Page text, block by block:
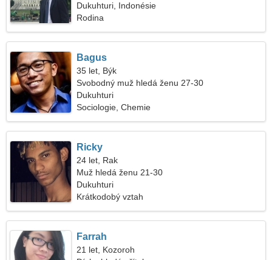
Dukuhturi, Indonésie
Rodina
Bagus
35 let, Býk
Svobodný muž hledá ženu 27-30
Dukuhturi
Sociologie, Chemie
Ricky
24 let, Rak
Muž hledá ženu 21-30
Dukuhturi
Krátkodobý vztah
Farrah
21 let, Kozoroh